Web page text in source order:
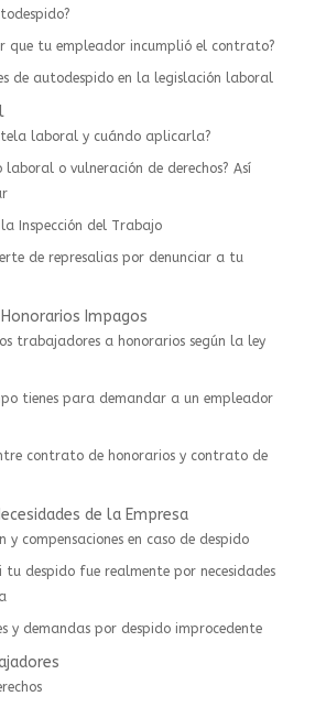
que tu empleador incumplió el contrato?
de autodespido en la legislación laboral
laboral y cuándo aplicarla?
laboral o vulneración de derechos? Así
la Inspección del Trabajo
de represalias por denunciar a tu
Impagos
trabajadores a honorarios según la ley
tienes para demandar a un empleador
contrato de honorarios y contrato de
de la Empresa
y compensaciones en caso de despido
tu despido fue realmente por necesidades
y demandas por despido improcedente